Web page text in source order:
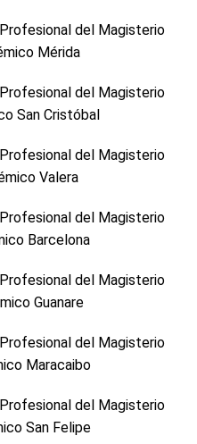
del Magisterio
Mérida
del Magisterio
San Cristóbal
del Magisterio
Valera
del Magisterio
Barcelona
del Magisterio
Guanare
del Magisterio
Maracaibo
del Magisterio
San Felipe